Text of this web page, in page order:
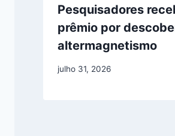
Pesquisadores
prêmio por
altermagnetismo
julho 31, 2026